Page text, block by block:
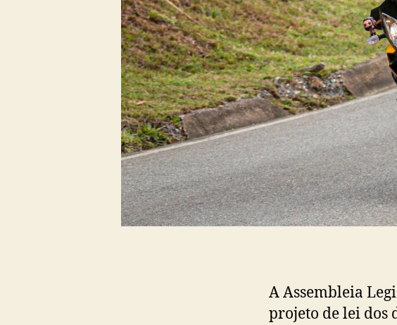
A Assembleia
projeto de lei dos